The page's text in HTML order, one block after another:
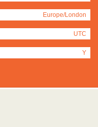
Europe/London
UTC
Y